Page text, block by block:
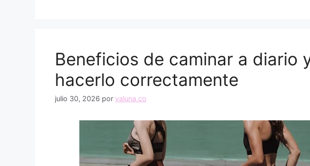
Beneficios de caminar a diario
hacerlo correctamente
julio 30, 2026 por valuna.co